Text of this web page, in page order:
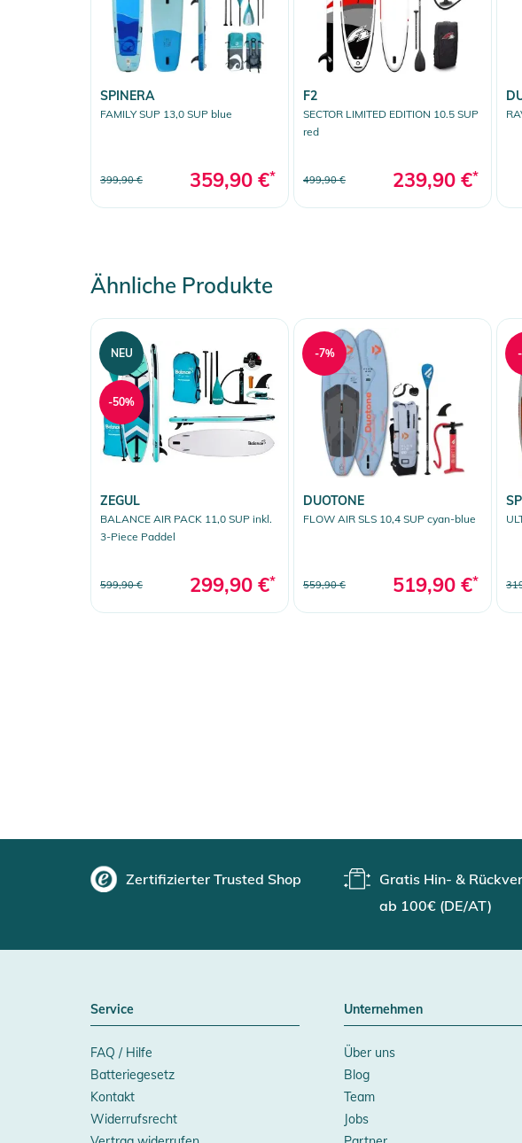
SPINERA
FAMILY SUP 13,0 SUP blue
399,90 € 359,90 €*
F2
SECTOR LIMITED EDITION 10.5 SUP
red
499,90 € 239,90 €*
Ähnliche Produkte
ZEGUL
BALANCE AIR PACK 11,0 SUP inkl.
3-Piece Paddel
599,90 € 299,90 €*
NEU
-50%
DUOTONE
FLOW AIR SLS 10,4 SUP cyan-blue
559,90 € 519,90 €*
-7%
Zertifizierter Trusted Shop
Gratis Hin- &
ab 100€ (DE/AT)
Service
FAQ / Hilfe
Batteriegesetz
Kontakt
Widerrufsrecht
Unternehmen
Über uns
Blog
Team
Jobs